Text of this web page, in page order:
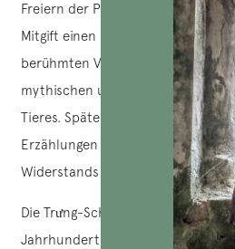
Freiern der Prinzessin Mị Nương,
Mitgift einen Elefanten mit neun
berühmten Voi chín ngà – und
mythischen und
Tieres. Später tauchen Elefanten
Erzählungen als wichtige Akteure
Widerstands auf.
Die Trưng-Schwestern, heldenhafte
Jahrhundert, gehörten zu den